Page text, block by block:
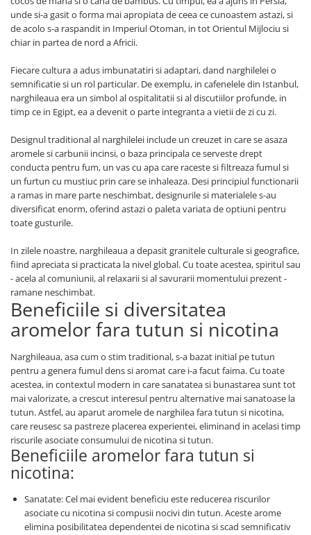
unde si-a gasit o forma mai apropiata de ceea ce cunoastem astazi, si
de acolo s-a raspandit in Imperiul Otoman, in tot Orientul Mijlociu si
chiar in partea de nord a Africii.
Fiecare cultura a adus imbunatatiri si adaptari, dand narghilelei o
semnificatie si un rol particular. De exemplu, in cafenelele din Istanbul,
narghileaua era un simbol al ospitalitatii si al discutiilor profunde, in
timp ce in Egipt, ea a devenit o parte integranta a vietii de zi cu zi.
Designul traditional al narghilelei include un creuzet in care se asaza
aromele si carbunii incinsi, o baza principala ce serveste drept
conducta pentru fum, un vas cu apa care raceste si filtreaza fumul si
un furtun cu mustiuc prin care se inhaleaza. Desi principiul functionarii
a ramas in mare parte neschimbat, designurile si materialele s-au
diversificat enorm, oferind astazi o paleta variata de optiuni pentru
toate gusturile.
In zilele noastre, narghileaua a depasit granitele culturale si geografice,
fiind apreciata si practicata la nivel global. Cu toate acestea, spiritul sau
- acela al comuniunii, al relaxarii si al savurarii momentului prezent -
ramane neschimbat.
Beneficiile si diversitatea
aromelor fara tutun si nicotina
Narghileaua, asa cum o stim traditional, s-a bazat initial pe tutun
pentru a genera fumul dens si aromat care i-a facut faima. Cu toate
acestea, in contextul modern in care sanatatea si bunastarea sunt tot
mai valorizate, a crescut interesul pentru alternative mai sanatoase la
tutun. Astfel, au aparut aromele de narghilea fara tutun si nicotina,
care reusesc sa pastreze placerea experientei, eliminand in acelasi timp
riscurile asociate consumului de nicotina si tutun.
Beneficiile aromelor fara tutun si
nicotina:
Sanatate: Cel mai evident beneficiu este reducerea riscurilor
asociate cu nicotina si compusii nocivi din tutun. Aceste arome
elimina posibilitatea dependentei de nicotina si scad semnificativ